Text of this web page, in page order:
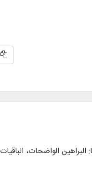
الواضحات، الباقيات